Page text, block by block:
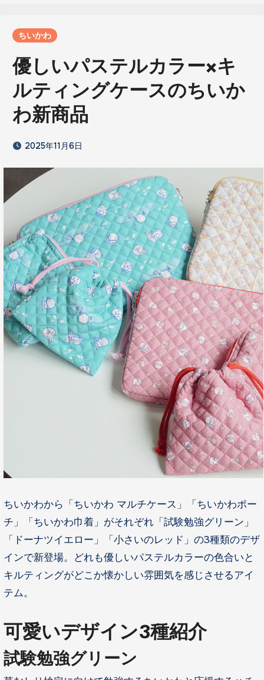
ちいかわ
優しいパステルカラー×キ
ルティングケースのちいか
わ新商品
2025年11月6日
ちいかわから「ちいかわ マルチケース」「ちいかわポー
チ」「ちいかわ巾着」がそれぞれ「試験勉強グリーン」
「ドーナツイエロー」「小さいのレッド」の3種類のデザ
インで新登場。どれも優しいパステルカラーの色合いと
キルティングがどこか懐かしい雰囲気を感じさせるアイ
テム。
可愛いデザイン3種紹介
試験勉強グリーン